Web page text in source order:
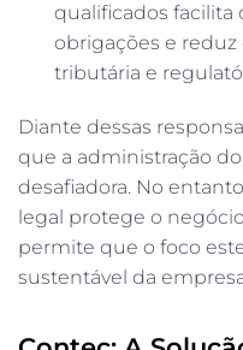
qualificados
obrigações e reduz
tributária e
Diante dessas
que a administração
desafiadora. No
legal protege o
permite que o foco
sustentável da